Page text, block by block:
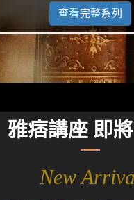
查看完整系列
雅痞講座 即
New